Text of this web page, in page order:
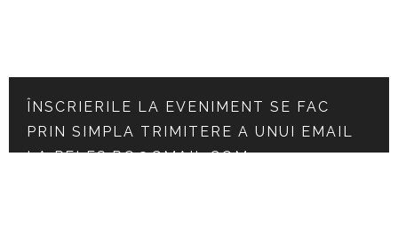
ÎNSCRIERILE LA EVENIMENT SE FAC
PRIN SIMPLA TRIMITERE A UNUI EMAIL
LAPELES.RO@GMAIL.COM